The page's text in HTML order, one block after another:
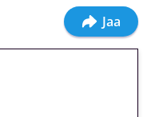
Jaa